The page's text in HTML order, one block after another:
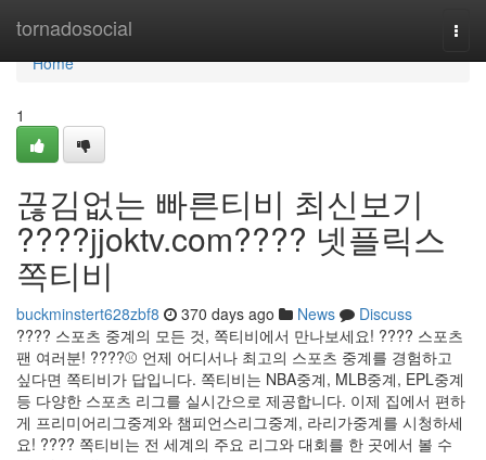
tornadosocial
Home
Home
1
끊김없는 빠른티비 최신보기
????jjoktv.com???? 넷플릭스
쪽티비
buckminstert628zbf8 370 days ago News
Discuss
???? 스포츠 중계의 모든 것, 쪽티비에서 만나보세요! ???? 스포츠
팬 여러분! ????⚾ 언제 어디서나 최고의 스포츠 중계를 경험하고
싶다면 쪽티비가 답입니다. 쪽티비는 NBA중계, MLB중계, EPL중계
등 다양한 스포츠 리그를 실시간으로 제공합니다. 이제 집에서 편하
게 프리미어리그중계와 챔피언스리그중계, 라리가중계를 시청하세
요! ???? 쪽티비는 전 세계의 주요 리그와 대회를 한 곳에서 볼 수